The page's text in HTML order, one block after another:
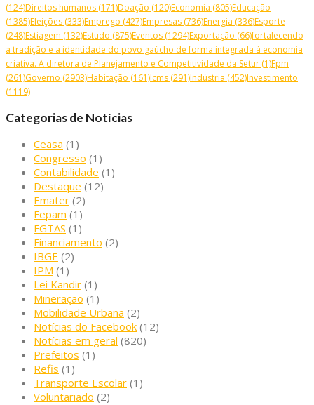
(124)Direitos humanos (171)Doação (120)Economia (805)Educação
(1385)Eleições (333)Emprego (427)Empresas (736)Energia (336)Esporte
(248)Estiagem (132)Estudo (875)Eventos (1294)Exportação (66)fortalecendo
a tradição e a identidade do povo gaúcho de forma integrada à economia
criativa. A diretora de Planejamento e Competitividade da Setur (1)Fpm
(261)Governo (2903)Habitação (161)Icms (291)Indústria (452)Investimento
(1119)
Categorias de Notícias
Ceasa (1)
Congresso (1)
Contabilidade (1)
Destaque (12)
Emater (2)
Fepam (1)
FGTAS (1)
Financiamento (2)
IBGE (2)
IPM (1)
Lei Kandir (1)
Mineração (1)
Mobilidade Urbana (2)
Notícias do Facebook (12)
Notícias em geral (820)
Prefeitos (1)
Refis (1)
Transporte Escolar (1)
Voluntariado (2)